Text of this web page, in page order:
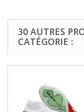
30 AUTRES
CATÉGORIE :